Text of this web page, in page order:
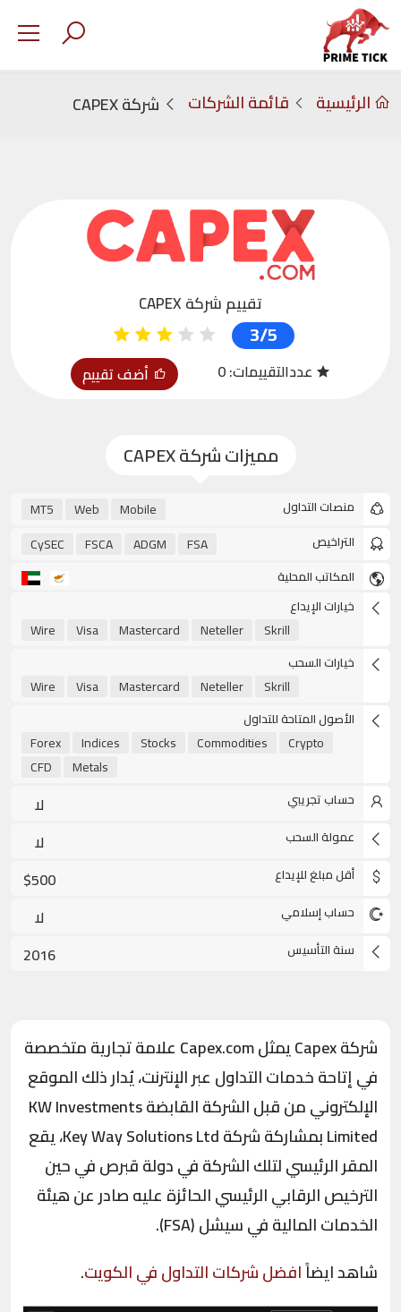
الرئيسية قائمة الشركات شركة CAPEX
تقييم شركة CAPEX
3/5
عددالتقييمات:0 أضف تقييم
مميزات شركة CAPEX
منصات التداول MT5 Web Mobile
التراخيص CySEC FSCA ADGM FSA
المكاتب المحلية
خيارات الإيداع
Wire Visa Mastercard Neteller Skrill
خيارات السحب
Wire Visa Mastercard Neteller Skrill
الأصول المتاحة للتداول
Forex Indices Stocks Commodities
Crypto
CFD
Metals
حساب تجريبي لا
عمولة السحب لا
أقل مبلغ للإيداع $500
حساب إسلامي لا
سنة التأسيس 2016
شركةCapex
يمثل Capex.com علامة تجارية متخصصة
في إتاحة خدمات التداول عبر الإنترنت، يُدار ذلك الموقع
الإلكتروني من قبل الشركة القابضة KW Investments
Limited بمشاركة شركة Key Way Solutions Ltd، يقع
المقر الرئيسي لتلك الشركة في دولة قبرص في حين
الترخيص الرقابي الرئيسي الحائزة عليه صادر عن هيئة
الخدمات المالية في سيشل (FSA).
شاهد ايضاًافضل شركات التداول في الكويت.